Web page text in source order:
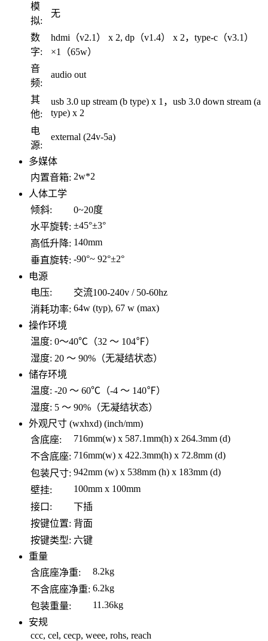
模
拟:
无
数
字:
hdmi（v2.1） x 2, dp（v1.4） x 2，type-c（v3.1）
×1（65w）
音
频:
audio out
其
他:
usb 3.0 up stream (b type) x 1，usb 3.0 down stream (a
type) x 2
电
源:
external (24v-5a)
多媒体
内置音箱: 2w*2
人体工学
倾斜:
0~20度
水平旋转: ±45°±3°
高低升降: 140mm
垂直旋转: -90°~ 92°±2°
电源
电压:
交流100-240v / 50-60hz
消耗功率: 64w (typ), 67 w (max)
操作环境
温度: 0～40℃（32 ～ 104℉）
湿度: 20 ～ 90%（无凝结状态）
储存环境
温度: -20 ～ 60℃（-4 ～ 140℉）
湿度: 5 ～ 90%（无凝结状态）
外观尺寸 (wxhxd) (inch/mm)
含底座:
716mm(w) x 587.1mm(h) x 264.3mm (d)
不含底座: 716mm(w) x 422.3mm(h) x 72.8mm (d)
包装尺寸: 942mm (w) x 538mm (h) x 183mm (d)
壁挂:
100mm x 100mm
接口:
下插
按键位置: 背面
按键类型: 六键
重量
含底座净重:
8.2kg
不含底座净重: 6.2kg
包装重量:
11.36kg
安规
ccc, cel, cecp, weee, rohs, reach